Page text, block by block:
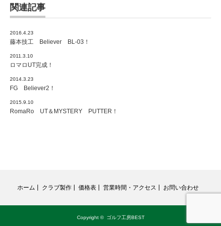
関連記事
2016.4.23
藤本技工 Believer BL-03！
2011.3.10
ロマロUT完成！
2014.3.23
FG Believer2！
2015.9.10
RomaRo UT＆MYSTERY PUTTER！
ホーム クラブ製作 価格表 営業時間・アクセス お問い合わせ
Copyright © ゴルフ工房BEST